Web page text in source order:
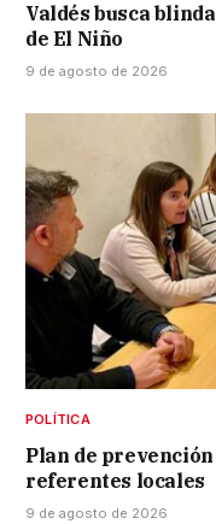
Valdés busca
de El Niño
9 de agosto de 2026
POLÍTICA
Plan de
referentes locales
9 de agosto de 2026